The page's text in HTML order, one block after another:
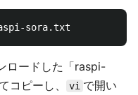
ロードした「raspi-
コピーし、
vi で開い